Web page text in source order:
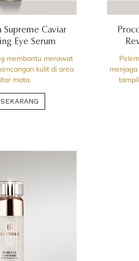
Supreme Caviar
Eye Serum
membantu merawat
kulit di area
mata.